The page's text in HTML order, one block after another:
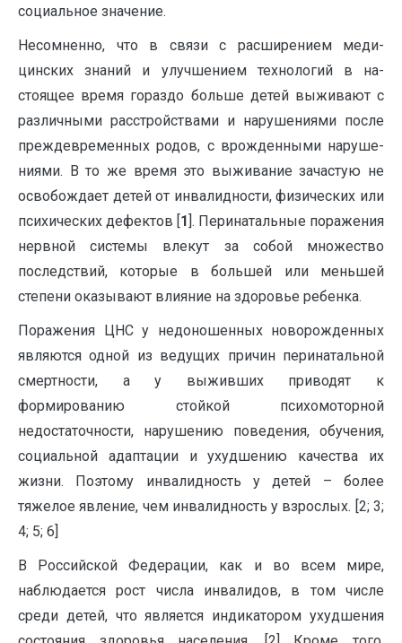
социальное значение.
Несомненно, что в связи с расширением меди­
цинских знаний и улучшением технологий в на­
стоящее время гораздо больше детей выживают с
различными расстройствами и нарушениями после
преждевременных родов, с врожденными наруше­
ниями. В то же время это выживание зачастую не
освобождает детей от ин­валидности, физических или
психических дефек­тов [1]. Перинатальные поражения
нервной системы влекут за собой множество
последствий, которые в большей или меньшей
степени оказывают влияние на здоровье ребенка.
Поражения ЦНС у недоношенных новорожденных
являются одной из ведущих причин перинатальной
смертности, а у выживших приводят к
формированию стойкой психомоторной
недостаточности, нарушению поведения, обучения,
социальной адаптации и ухудшению качества их
жизни. Поэтому инвалидность у детей – более
тяжелое явление, чем инвалидность у взрослых. [2; 3;
4; 5; 6]
В Российской Федерации, как и во всем мире,
наблюдается рост числа инвалидов, в том числе
среди детей, что является индикатором ухудшения